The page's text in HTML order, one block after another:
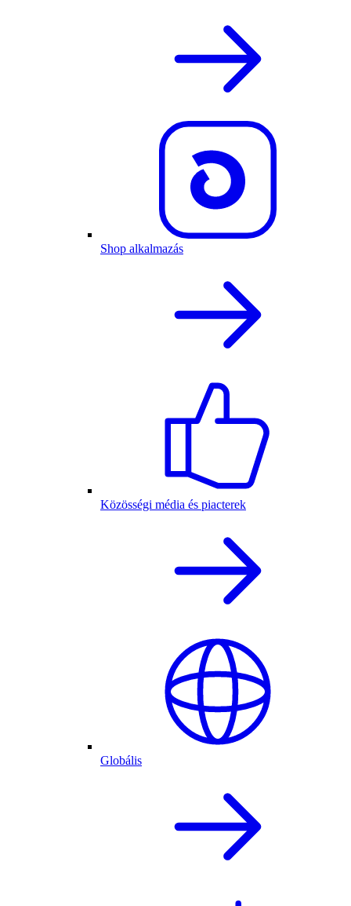
Shop alkalmazás
Közösségi média és piacterek
Globális